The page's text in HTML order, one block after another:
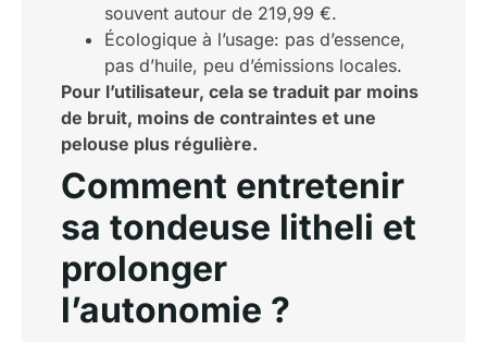
souvent autour de 219,99 €.
Écologique à l’usage: pas d’essence,
pas d’huile, peu d’émissions locales.
Pour l’utilisateur, cela se traduit par moins
de bruit, moins de contraintes et une
pelouse plus régulière.
Comment entretenir
sa tondeuse litheli et
prolonger
l’autonomie ?